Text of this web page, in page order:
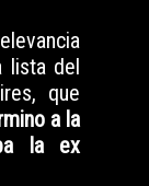
lista del
que
a la
la ex